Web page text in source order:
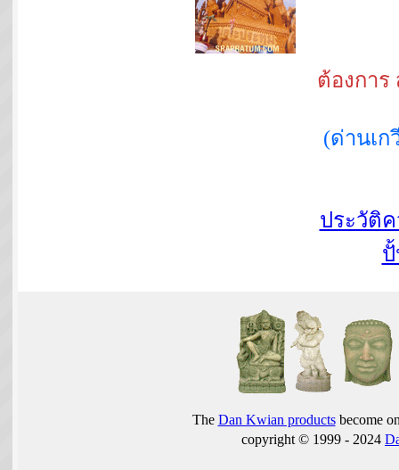
ต้องกา
(ด่านเ
ประวัติ
The Dan Kwian productsbecome
copyright © 1999 - 2024